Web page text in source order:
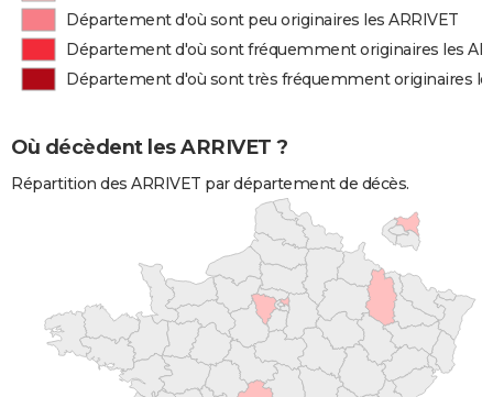
Département d'où sont peu originaires les ARRIVET
Département d'où sont fréquemment originaires les
Département d'où sont très fréquemment originaires
Où décèdent les ARRIVET ?
Répartition des ARRIVET par département de décès.